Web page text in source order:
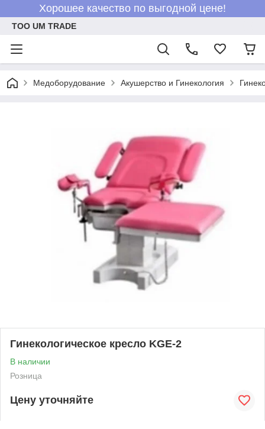
Хорошее качество по выгодной цене!
ТОО UM TRADE
Медоборудование Акушерство и Гинекология
Гинекологическое кресло KGE-2
В наличии
Розница
Цену уточняйте